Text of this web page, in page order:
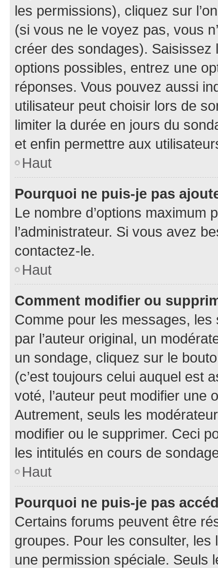
les permissions), cliquez sur
(si vous ne le voyez pas, vous
créer des sondages).
options possibles, entrez une
réponses. Vous pouvez aussi
utilisateur peut choisir lors de
limiter la durée en jours du
et enfin permettre aux
Haut
Pourquoi ne puis-je pas
Le nombre d’options maximum
l’administrateur. Si vous avez
contactez-le.
Haut
Comment modifier ou
Comme pour les messages,
par l’auteur original, un
un sondage, cliquez sur le
(c’est toujours celui auquel est
voté, l’auteur peut modifier une
Autrement, seuls les
modifier ou le supprimer. Ceci
les intitulés en cours de
Haut
Pourquoi ne puis-je pas
Certains forums peuvent être
groupes. Pour les consulter,
une permission spéciale. Seuls